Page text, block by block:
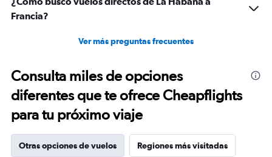
Francia?
Ver más preguntas frecuentes
Consulta miles de opciones
diferentes que te ofrece Cheapflights
para tu próximo viaje
Otras opciones de vuelos Regiones más visitadas